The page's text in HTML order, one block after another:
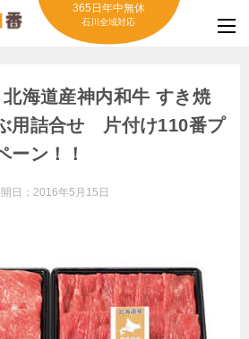
365日年中無休
石川全域対応
北海道産神内和牛 すき焼
用詰合せ 片付け110番プ
ーン！！
日： 2016年5月15日